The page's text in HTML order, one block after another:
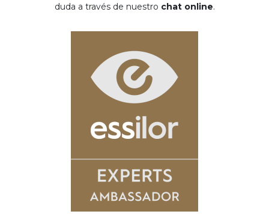
duda a través de nuestro chat online.